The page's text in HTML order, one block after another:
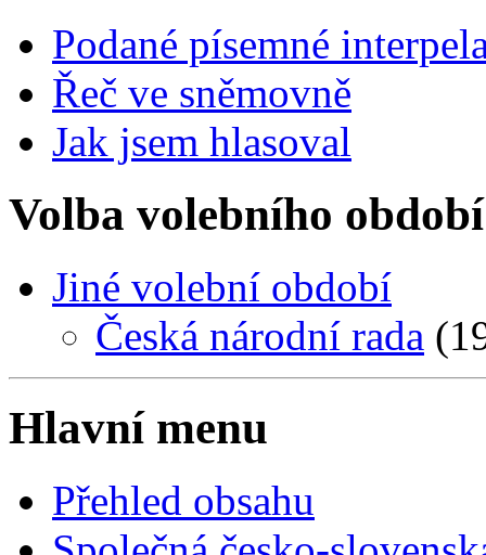
Podané písemné
Řeč ve sněmovně
Jak jsem hlasoval
Volba volebního období
Jiné volební období
Česká národní rada
Hlavní menu
Přehled obsahu